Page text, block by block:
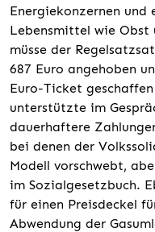
Energiekonzernen und
Lebensmittel wie Obst
müsse der
687 Euro angehoben
Euro-Ticket
unterstützte im
dauerhaftere
bei denen der
Modell vorschwebt,
im Sozialgesetzbuch.
für einen Preisdeckel
Abwendung der